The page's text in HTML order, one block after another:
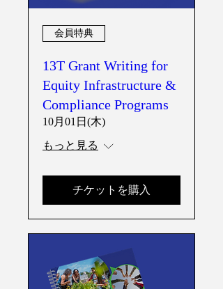
会員特典
13T Grant Writing for
Equity Infrastructure &
Compliance Programs
10月01日(木)
もっと見る
チケットを購入